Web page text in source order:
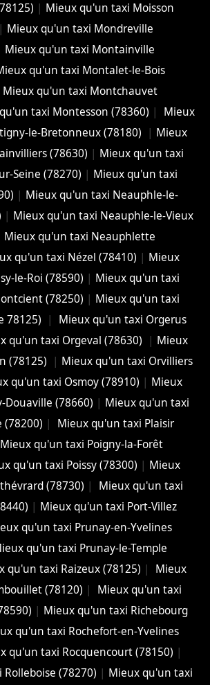
| Mieux qu'un taxi Moisson
| Mieux qu'un taxi Mondreville
Mieux qu'un taxi Montainville
qu'un taxi Montalet-le-Bois
Mieux qu'un taxi Montchauvet
taxi Montesson (78360) |
Mieux
le-Bretonneux (78180)
| Mieux
(78630) | Mieux qu'un taxi
Seine (78270) | Mieux qu'un taxi
| Mieux qu'un taxi Neauphle-le-
| Mieux qu'un taxi Neauphle-le-Vieux
Mieux qu'un taxi Neauphlette
qu'un taxi Nézel (78410) | Mieux
le-Roi (78590) | Mieux qu'un taxi
(78250) | Mieux qu'un taxi
78125)
|
Mieux qu'un taxi Orgerus
qu'un taxi Orgeval (78630) | Mieux
(78125)
| Mieux qu'un taxi Orvilliers
qu'un taxi Osmoy (78910) | Mieux
Douaville (78660) | Mieux qu'un taxi
(78200) |
Mieux qu'un taxi Plaisir
Mieux qu'un taxi Poigny-la-Forêt
qu'un taxi Poissy (78300) | Mieux
(78730) |
Mieux qu'un taxi
| Mieux qu'un taxi Port-Villez
qu'un taxi Prunay-en-Yvelines
qu'un taxi Prunay-le-Temple
qu'un taxi Raizeux (78125) |
Mieux
(78120) |
Mieux qu'un taxi
| Mieux qu'un taxi Richebourg
qu'un taxi Rochefort-en-Yvelines
qu'un taxi Rocquencourt (78150) |
(78270) | Mieux qu'un taxi